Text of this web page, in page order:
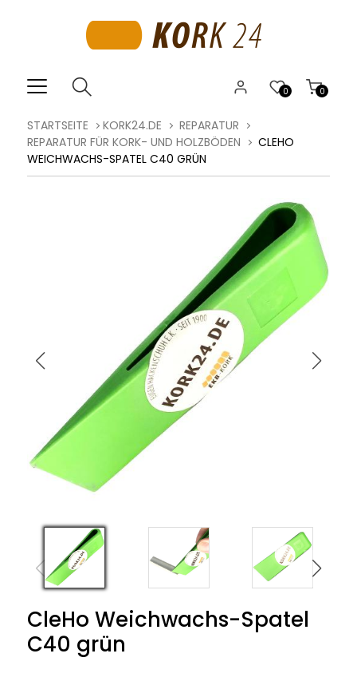
0
0
STARTSEITE KORK24.DE
REPARATUR
REPARATUR FÜR KORK- UND HOLZBÖDEN
CLEHO
WEICHWACHS-SPATEL C40 GRÜN
CleHo Weichwachs-Spatel
C40 grün